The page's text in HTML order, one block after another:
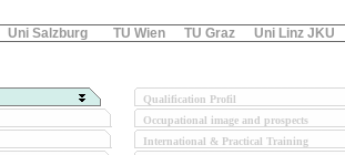
Uni Salzburg TU Wien TU Graz Uni Linz JKU
Qualification Profil
Occupational image and prospects
International & Practical Training